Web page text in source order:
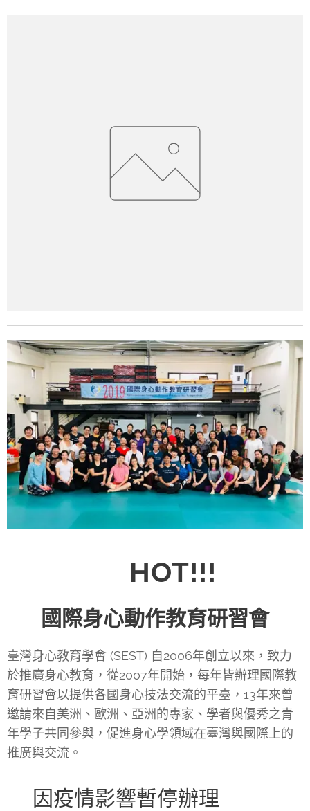
HOT!!!
🌏國際身心動作教育研習會🌎
臺灣身心教育學會 (SEST) 自2006年創立以來，致力
於推廣身心教育，從2007年開始，每年皆辦理國際教
育研習會以提供各國身心技法交流的平臺，13年來曾
邀請來自美洲、歐洲、亞洲的專家、學者與優秀之青
年學子共同參與，促進身心學領域在臺灣與國際上的
推廣與交流。
👉因疫情影響暫停辦理